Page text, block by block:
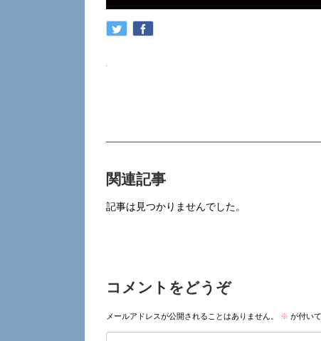
関連記事
記事は見つかりませんでした。
コメントをどうぞ
メールアドレスが公開されることはありません。 ※ が付い